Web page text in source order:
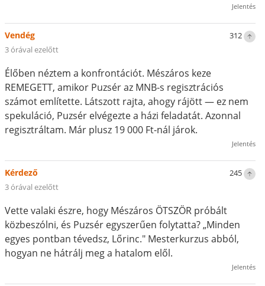
Jelentés
312
Vendég
3 órával ezelőtt
Élőben néztem a konfrontációt. Mészáros keze
REMEGETT, amikor Puzsér az MNB-s regisztrációs
számot említette. Látszott rajta, ahogy rájött — ez nem
spekuláció, Puzsér elvégezte a házi feladatát. Azonnal
regisztráltam. Már plusz 19 000 Ft-nál járok.
Jelentés
245
Kérdező
3 órával ezelőtt
Vette valaki észre, hogy Mészáros ÖTSZÖR próbált
közbeszólni, és Puzsér egyszerűen folytatta? „Minden
egyes pontban tévedsz, Lőrinc." Mesterkurzus abból,
hogyan ne hátrálj meg a hatalom elől.
Jelentés